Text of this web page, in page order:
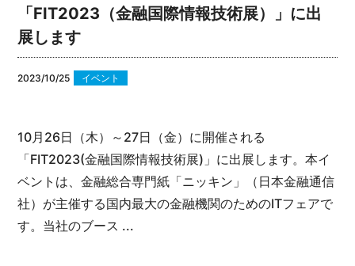
「FIT2023（金融国際情報技術展）」に出
展します
2023/10/25 イベント
10月26日（木）～27日（金）に開催される
「FIT2023(金融国際情報技術展)」に出展します。本イ
ベントは、金融総合専門紙「ニッキン」（日本金融通信
社）が主催する国内最大の金融機関のためのITフェアで
す。 当社のブース ...